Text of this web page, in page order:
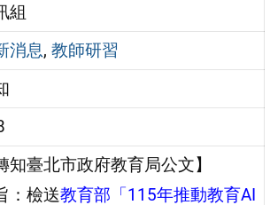
組
消息,教師研習
知臺北市政府教育局公文】
：檢送教育部「115年推動教育AI